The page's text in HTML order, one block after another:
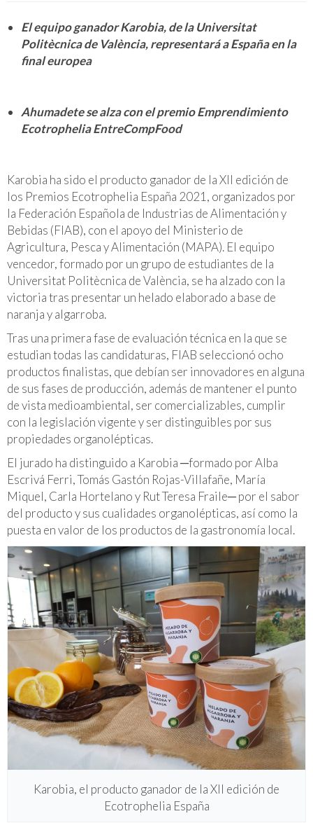
El equipo ganador Karobia, de la Universitat
Politècnica de València, representará a España en la
final europea
Ahumadete se alza con el premio Emprendimiento
Ecotrophelia EntreCompFood
Karobia ha sido el producto ganador de la XII edición de
los Premios Ecotrophelia España 2021, organizados por
la Federación Española de Industrias de Alimentación y
Bebidas (FIAB), con el apoyo del Ministerio de
Agricultura, Pesca y Alimentación (MAPA). El equipo
vencedor, formado por un grupo de estudiantes de la
Universitat Politècnica de València, se ha alzado con la
victoria tras presentar un helado elaborado a base de
naranja y algarroba.
Tras una primera fase de evaluación técnica en la que se
estudian todas las candidaturas, FIAB seleccionó ocho
productos finalistas, que debían ser innovadores en alguna
de sus fases de producción, además de mantener el punto
de vista medioambiental, ser comercializables, cumplir
con la legislación vigente y ser distinguibles por sus
propiedades organolépticas.
El jurado ha distinguido a Karobia ─formado por Alba
Escrivá Ferri, Tomás Gastón Rojas-Villafañe, María
Miquel, Carla Hortelano y Rut Teresa Fraile─ por el sabor
del producto y sus cualidades organolépticas, así como la
puesta en valor de los productos de la gastronomía local.
Karobia, el producto ganador de la XII edición de
Ecotrophelia España